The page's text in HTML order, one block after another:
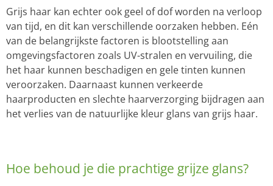
Grijs haar kan echter ook geel of dof worden na verloop
van tijd, en dit kan verschillende oorzaken hebben. Eén
van de belangrijkste factoren is blootstelling aan
omgevingsfactoren zoals UV-stralen en vervuiling, die
het haar kunnen beschadigen en gele tinten kunnen
veroorzaken. Daarnaast kunnen verkeerde
haarproducten en slechte haarverzorging bijdragen aan
het verlies van de natuurlijke kleur glans van grijs haar.
Hoe behoud je die prachtige grijze glans?